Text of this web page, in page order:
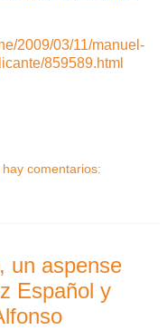
2009/03/11/manuel-
859589.html
hay comentarios:
un aspense
Español y